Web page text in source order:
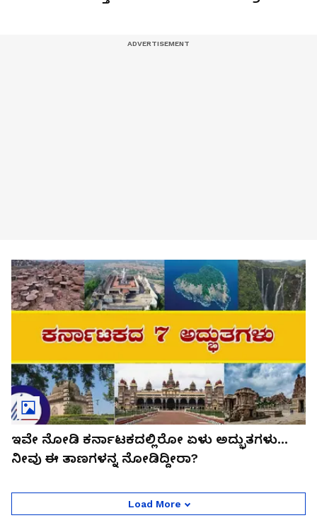
ಇವೇ ನೋಡಿ ಕರ್ನಾಟಕದಲ್ಲಿರೋ ಏಳು ಅದ್ಭುತಗಳು…
ನೀವು ಈ ತಾಣಗಳನ್ನ ನೋಡಿದ್ದೀರಾ?
Load More